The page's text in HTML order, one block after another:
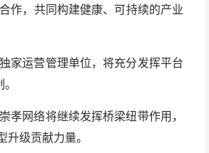
作，共同构建健康、可持续的产业
家运营管理单位，将充分发挥平台
网络将继续发挥桥梁纽带作用，
级贡献力量。